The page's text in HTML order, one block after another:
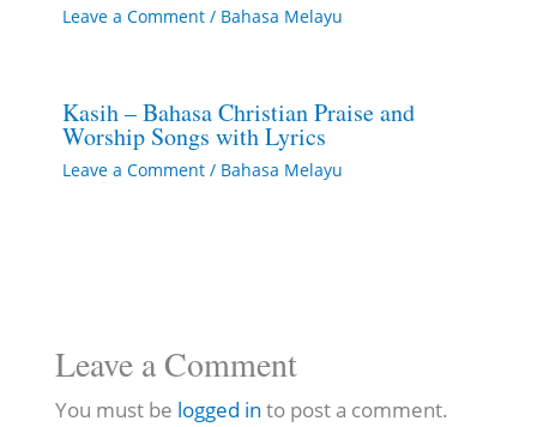
Leave a Comment / Bahasa Melayu
Kasih – Bahasa Christian Praise and
Worship Songs with Lyrics
Leave a Comment / Bahasa Melayu
Leave a Comment
You must be logged in to post a comment.